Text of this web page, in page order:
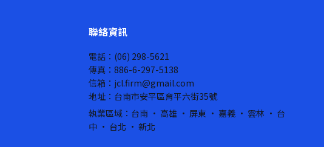
聯絡資訊
電話：(06) 298-5621
傳真：886-6-297-5138
信箱：jcl.firm@gmail.com
地址：台南市安平區育平六街35號
執業區域：台南 · 高雄 · 屏東 · 嘉義 · 雲林 · 台
中 · 台北 · 新北